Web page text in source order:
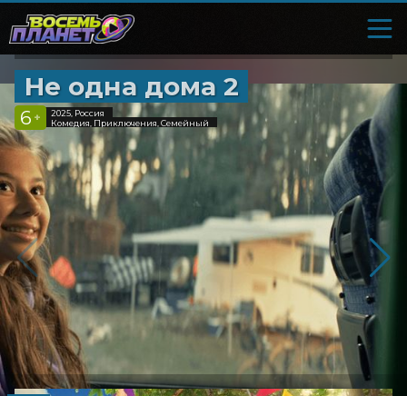
Не одна дома 2
6 +
2025, Россия
Комедия, Приключения, Семейный